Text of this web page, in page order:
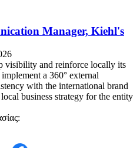
Manager, Kiehl's
visibility and reinforce locally its
a 360° external
with the international brand
business strategy for the entity